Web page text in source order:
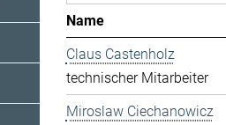
Name
Claus Castenholz
technischer Mitarbeiter
Miroslaw Ciechanowicz